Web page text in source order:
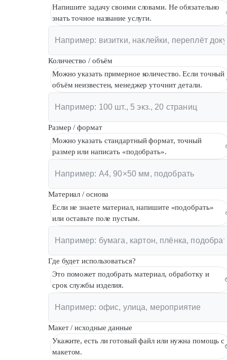
Напишите задачу своими словами. Не обязательно
знать точное название услуги.
Количество / объём
Можно указать примерное количество. Если точный
объём неизвестен, менеджер уточнит детали.
Размер / формат
Можно указать стандартный формат, точный
размер или написать «подобрать».
Материал / основа
Если не знаете материал, напишите «подобрать»
или оставьте поле пустым.
Где будет использоваться?
Это поможет подобрать материал, обработку и
срок службы изделия.
Макет / исходные данные
Укажите, есть ли готовый файл или нужна помощь с
макетом.